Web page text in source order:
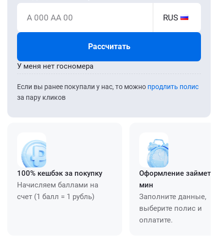
А 000 АА 00 RUS
Рассчитать
Если вы ранее покупали у нас, то можно продлить полис
за пару кликов
У меня нет госномера
100% кешбэк за покупку
Начисляем баллами на
счет (1 балл = 1 рубль)
Оформление займет
мин
Заполните данные,
выберите полис и
оплатите.